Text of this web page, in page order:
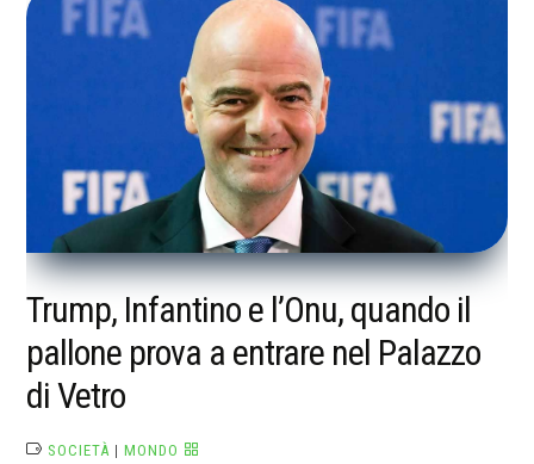
Trump, Infantino e l’Onu, quando il
pallone prova a entrare nel Palazzo
di Vetro
SOCIETÀ |MONDO